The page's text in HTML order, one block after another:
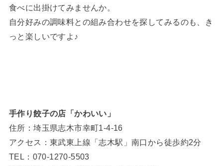
食べに出掛けてみませんか。
自分好みの調味料との組み合わせを探してみるのも、き
っと楽しいですよ♪
手作り餃子の店「かわいい」
住所：埼玉県志木市幸町1-4-16
アクセス：東武東上線「志木駅」南口から徒歩約2分
TEL：070-1270-5503